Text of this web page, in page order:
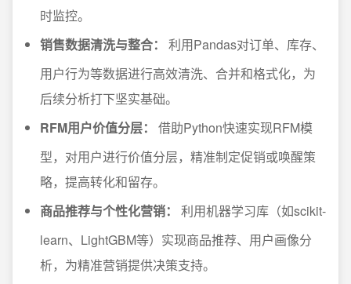
时监控。
销售数据清洗与整合：
利用Pandas对订单、库存、
用户行为等数据进行高效清洗、合并和格式化，为
后续分析打下坚实基础。
RFM用户价值分层：
借助Python快速实现RFM模
型，对用户进行价值分层，精准制定促销或唤醒策
略，提高转化和留存。
商品推荐与个性化营销：
利用机器学习库（如scikit-
learn、LightGBM等）实现商品推荐、用户画像分
析，为精准营销提供决策支持。